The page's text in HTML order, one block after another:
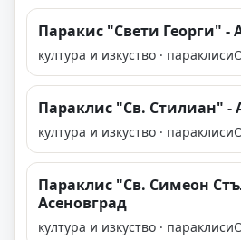
Паракис "Свети Георги" -
култура и изкуство · параклиси
Параклис "Св. Стилиан" -
култура и изкуство · параклиси
Параклис "Св. Симеон
Асеновград
култура и изкуство · параклиси